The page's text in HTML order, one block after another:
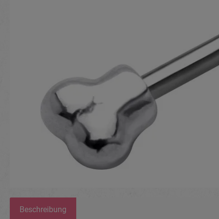
Beschreibung